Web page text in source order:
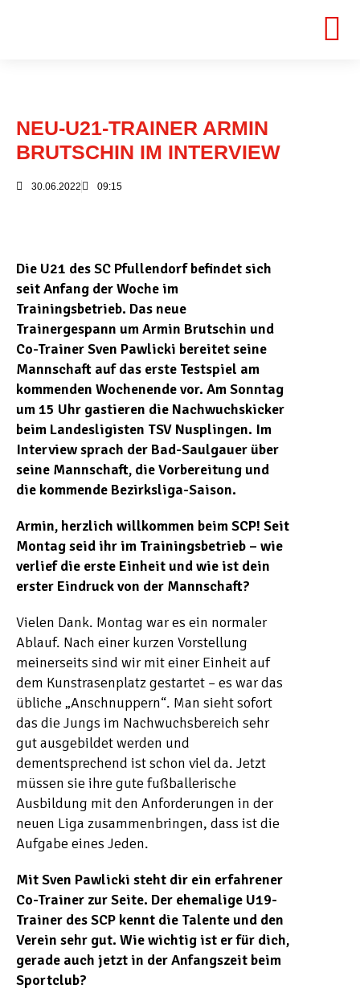
NEU-U21-TRAINER ARMIN
BRUTSCHIN IM INTERVIEW
30.06.2022 09:15
Die U21 des SC Pfullendorf befindet sich
seit Anfang der Woche im
Trainingsbetrieb. Das neue
Trainergespann um Armin Brutschin und
Co-Trainer Sven Pawlicki bereitet seine
Mannschaft auf das erste Testspiel am
kommenden Wochenende vor. Am Sonntag
um 15 Uhr gastieren die Nachwuchskicker
beim Landesligisten TSV Nusplingen. Im
Interview sprach der Bad-Saulgauer über
seine Mannschaft, die Vorbereitung und
die kommende Bezirksliga-Saison.
Armin, herzlich willkommen beim SCP! Seit
Montag seid ihr im Trainingsbetrieb – wie
verlief die erste Einheit und wie ist dein
erster Eindruck von der Mannschaft?
Vielen Dank. Montag war es ein normaler
Ablauf. Nach einer kurzen Vorstellung
meinerseits sind wir mit einer Einheit auf
dem Kunstrasenplatz gestartet – es war das
übliche „Anschnuppern“. Man sieht sofort
das die Jungs im Nachwuchsbereich sehr
gut ausgebildet werden und
dementsprechend ist schon viel da. Jetzt
müssen sie ihre gute fußballerische
Ausbildung mit den Anforderungen in der
neuen Liga zusammenbringen, dass ist die
Aufgabe eines Jeden.
Mit Sven Pawlicki steht dir ein erfahrener
Co-Trainer zur Seite. Der ehemalige U19-
Trainer des SCP kennt die Talente und den
Verein sehr gut. Wie wichtig ist er für dich,
gerade auch jetzt in der Anfangszeit beim
Sportclub?